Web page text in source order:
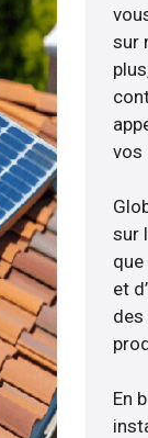
sur
vos
sur
et
des
En